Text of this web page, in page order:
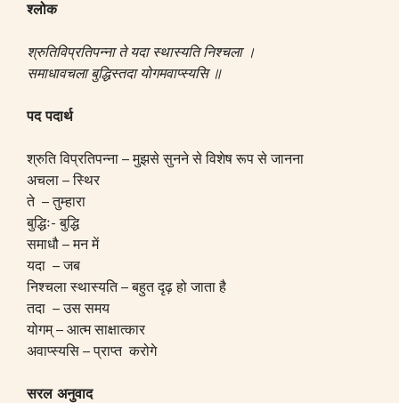
श्लोक
श्रुतिविप्रतिपन्ना ते यदा स्थास्यति निश्चला ।
समाधावचला बुद्धिस्तदा योगमवाप्स्यसि ॥
पद पदार्थ
श्रुति विप्रतिपन्ना – मुझसे सुनने से विशेष रूप से जानना
अचला – स्थिर
ते – तुम्हारा
बुद्धिः- बुद्धि
समाधौ – मन में
यदा – जब
निश्चला स्थास्यति – बहुत दृढ़ हो जाता है
तदा – उस समय
योगम् – आत्म साक्षात्कार
अवाप्स्यसि – प्राप्त करोगे
सरल अनुवाद